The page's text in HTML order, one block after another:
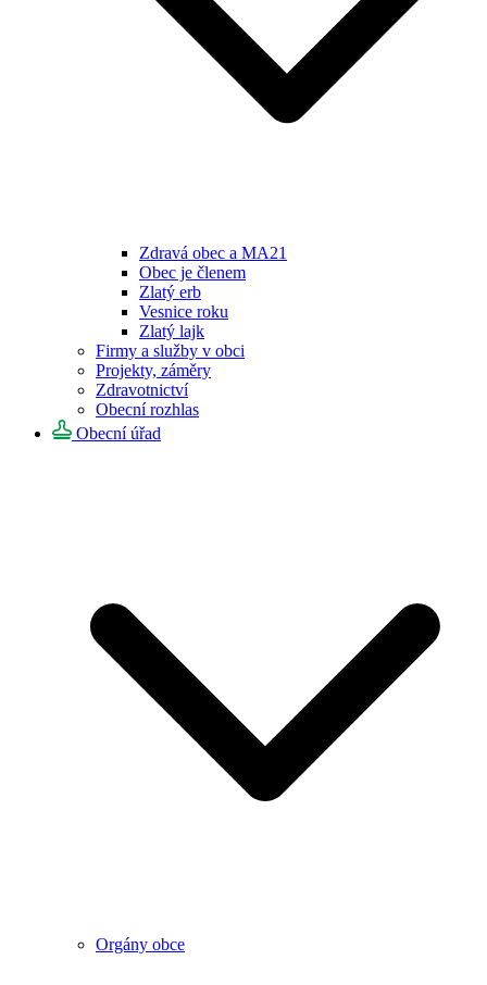
Zdravá obec a MA21
Obec je členem
Zlatý erb
Vesnice roku
Zlatý lajk
Firmy a služby v obci
Projekty, záměry
Zdravotnictví
Obecní rozhlas
Obecní úřad
Orgány obce